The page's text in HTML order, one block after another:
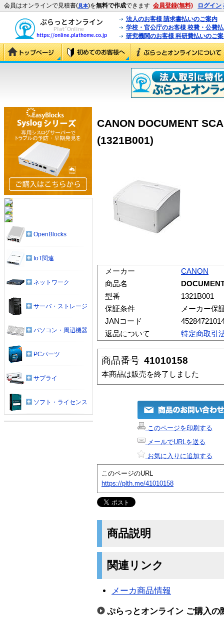
会員はオンラインで見積書(見本)を無料で作成できます 会員登録(無料) ログイン
法人のお客様 請求書払いのご案内
学校・官公庁のお客様 校費・公費
研究機関のお客様 科研費払いのご
CANON DOCUMENT
(1321B001)
メーカー
CANON
商品名
型番
1321B001
保証条件
メーカー保
JANコード
返品について
特定商取引
商品番号 41010158
本商品は販売を終了しました
このページを印刷する
メールでURLを送る
お気に入りに追加する
このページのURL
https://plth.me/41010158
商品説明
関連リンク
メーカ商品情報
ぷらっとオンライン ご購入の
OpenBlocks
IoT関連
ネットワーク
サーバ・ストレージ
パソコン・周辺機器
PCパーツ
サプライ
ソフト・ライセンス